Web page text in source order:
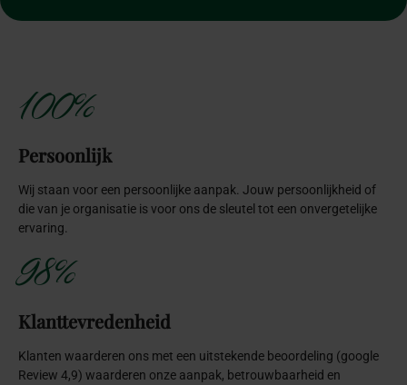
100%
Persoonlijk
Wij staan voor een persoonlijke aanpak. Jouw persoonlijkheid of
die van je organisatie is voor ons de sleutel tot een onvergetelijke
ervaring.
98%
Klanttevredenheid
Klanten waarderen ons met een uitstekende beoordeling (google
Review 4,9) waarderen onze aanpak, betrouwbaarheid en